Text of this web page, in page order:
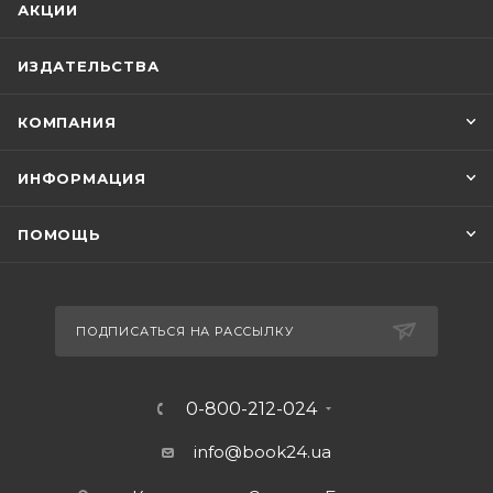
АКЦИИ
ИЗДАТЕЛЬСТВА
КОМПАНИЯ
ИНФОРМАЦИЯ
ПОМОЩЬ
ПОДПИСАТЬСЯ НА РАССЫЛКУ
0-800-212-024
info@book24.ua